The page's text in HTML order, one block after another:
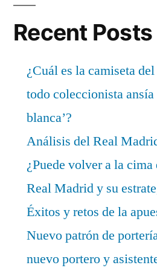
Recent Posts
¿Cuál es la camiseta
todo coleccionista ansía
blanca’?
Análisis del Real
¿Puede volver a la cima
Real Madrid y su
Éxitos y retos de la
Nuevo patrón de
nuevo portero y